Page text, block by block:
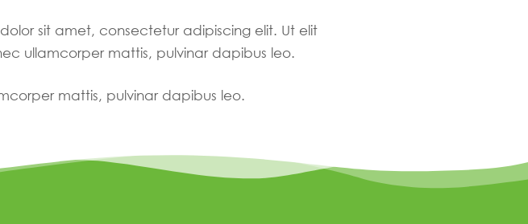
sit amet, consectetur adipiscing elit. Ut elit
ullamcorper mattis, pulvinar dapibus leo.
mattis, pulvinar dapibus leo.